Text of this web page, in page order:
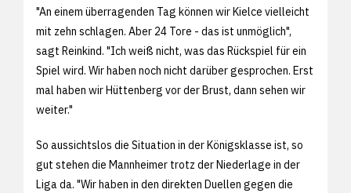
"An einem überragenden Tag können wir Kielce vielleicht
mit zehn schlagen. Aber 24 Tore - das ist unmöglich",
sagt Reinkind. "Ich weiß nicht, was das Rückspiel für ein
Spiel wird. Wir haben noch nicht darüber gesprochen. Erst
mal haben wir Hüttenberg vor der Brust, dann sehen wir
weiter."
So aussichtslos die Situation in der Königsklasse ist, so
gut stehen die Mannheimer trotz der Niederlage in der
Liga da. "Wir haben in den direkten Duellen gegen die